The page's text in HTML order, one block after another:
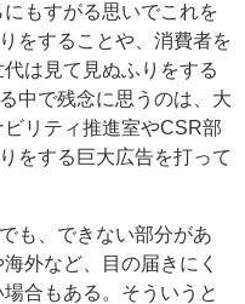
もすがる思いでこれを
をすることや、消費者を
は見て見ぬふりをする
中で残念に思うのは、大
リティ推進室やCSR部
をする巨大広告を打って
も、できない部分があ
外など、目の届きにく
合もある。そういうと